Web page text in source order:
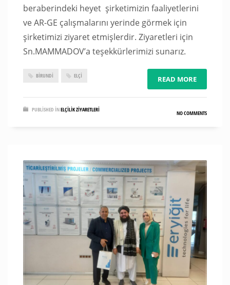
beraberindeki heyet şirketimizin faaliyetlerini
ve AR-GE çalışmalarını yerinde görmek için
şirketimizi ziyaret etmişlerdir. Ziyaretleri için
Sn.MAMMADOV’a teşekkürlerimizi sunarız.
BİRUNDİ ELÇI READ MORE
PUBLISHED INELÇILIK ZIYARETLERI NO COMMENTS